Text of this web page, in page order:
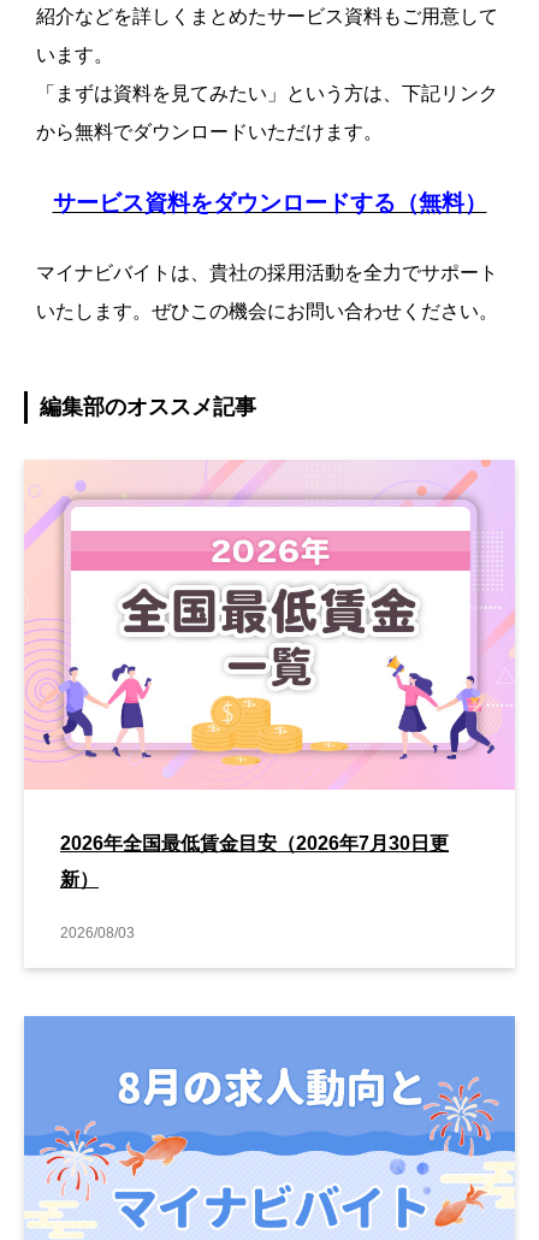
紹介などを詳しくまとめたサービス資料もご用意して
います。
「まずは資料を見てみたい」という方は、下記リンク
から無料でダウンロードいただけます。
サービス資料をダウンロードする（無料）
マイナビバイトは、貴社の採用活動を全力でサポート
いたします。ぜひこの機会にお問い合わせください。
編集部のオススメ記事
2026年全国最低賃金目安（2026年7月30日更
新）
2026/08/03